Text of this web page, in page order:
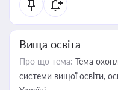
Вища освіта
Про що тема: Тема
системи вищої освіти,